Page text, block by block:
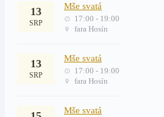
13
SRP
Mše svatá
17:00 - 19:00
fara Hosín
13
SRP
Mše svatá
17:00 - 19:00
fara Hosín
Mše svatá